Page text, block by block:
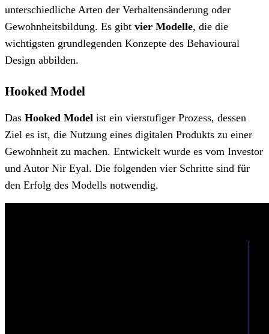
unterschiedliche Arten der Verhaltensänderung oder
Gewohnheitsbildung. Es gibt vier Modelle, die die
wichtigsten grundlegenden Konzepte des Behavioural
Design abbilden.
Hooked Model
Das Hooked Model ist ein vierstufiger Prozess, dessen
Ziel es ist, die Nutzung eines digitalen Produkts zu einer
Gewohnheit zu machen. Entwickelt wurde es vom Investor
und Autor Nir Eyal. Die folgenden vier Schritte sind für
den Erfolg des Modells notwendig.